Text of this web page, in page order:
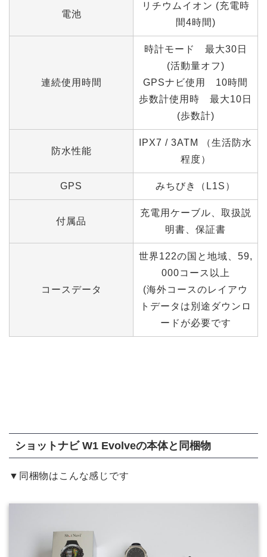
電池
リチウムイオン (充電時
間4時間)
連続使用時間
時計モード 最大30日
(活動量オフ)
GPSナビ使用 10時間
歩数計使用時 最大10日
(歩数計)
防水性能
IPX7 / 3ATM （生活防水
程度）
GPS みちびき（L1S）
付属品
充電用ケーブル、取扱説
明書、保証書
コースデータ
世界122の国と地域、59,
000コース以上
(海外コースのレイアウ
トデータは別途ダウンロ
ードが必要です
ショットナビ W1 Evolveの本体と同梱物
▼同梱物はこんな感じです